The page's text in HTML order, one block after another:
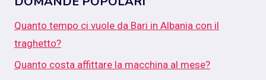
Quanto tempo ci vuole da Bari in Albania con il
traghetto?
Quanto costa affittare la macchina al mese?